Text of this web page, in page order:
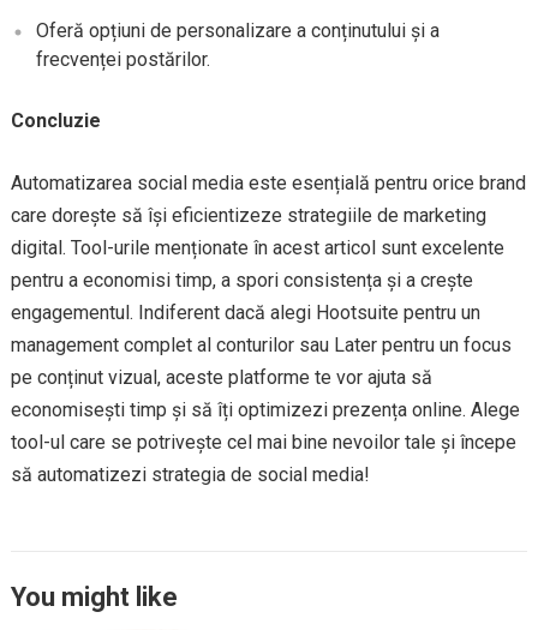
Oferă opțiuni de personalizare a conținutului și a
frecvenței postărilor.
Concluzie
Automatizarea social media este esențială pentru orice brand
care dorește să își eficientizeze strategiile de marketing
digital. Tool-urile menționate în acest articol sunt excelente
pentru a economisi timp, a spori consistența și a crește
engagementul. Indiferent dacă alegi Hootsuite pentru un
management complet al conturilor sau Later pentru un focus
pe conținut vizual, aceste platforme te vor ajuta să
economisești timp și să îți optimizezi prezența online. Alege
tool-ul care se potrivește cel mai bine nevoilor tale și începe
să automatizezi strategia de social media!
You might like